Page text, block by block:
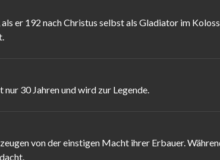
er 192 nach Christus selbst als Gladiator im
30 Jahren und wird zur Legende.
von der einstigen Macht ihrer Erbauer.